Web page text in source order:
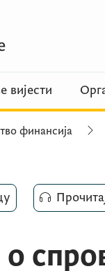
вијести
финансија